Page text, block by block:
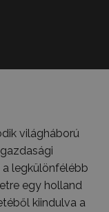
világháború
legkülönfélébb
egy holland
kiindulva a